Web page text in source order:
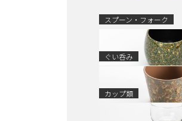
スプーン・フォーク
ぐい呑み
カップ類